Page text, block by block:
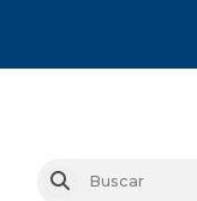
Buscar